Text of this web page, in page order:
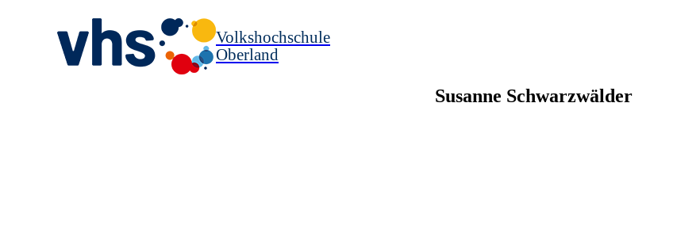
Volkshochschule
Oberland
Susanne Schwarzwälder